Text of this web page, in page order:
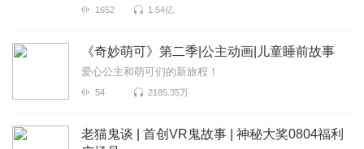
1652 1.54亿
《奇妙萌可》第二季|公主动画|儿童睡前故事
爱心公主和萌可们的新旅程！
54 2185.35万
老猫鬼谈 | 首创VR鬼故事 | 神秘大奖0804福利